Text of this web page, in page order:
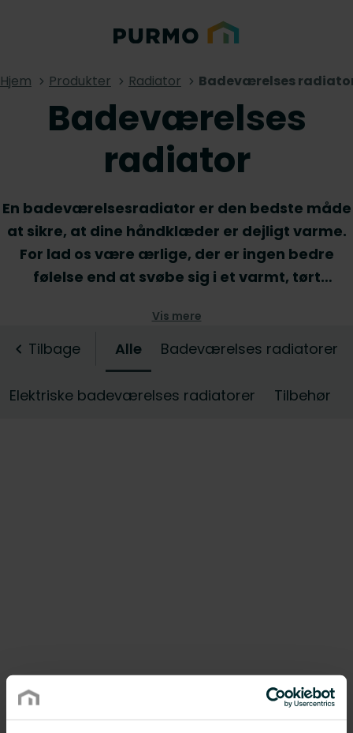
Hjem Produkter Radiator Badeværelses
Badeværelses
radiator
En badeværelsesradiator er den bedste måde
at sikre, at dine håndklæder er dejligt varme.
For lad os være ærlige, der er ingen bedre
følelse end at svøbe sig i et varmt, tørt
en pligetisk badeværelsesradiator tilføjer du
øjeblikkeligt komfort og værdi til rummet. For
dem, der søger merværdi, tilbyder vi endda et
udvalg af trendy designer
Vis mere
Tilbage Alle Badeværelses radiatorer
Elektriske badeværelses radiatorer Tilbehør